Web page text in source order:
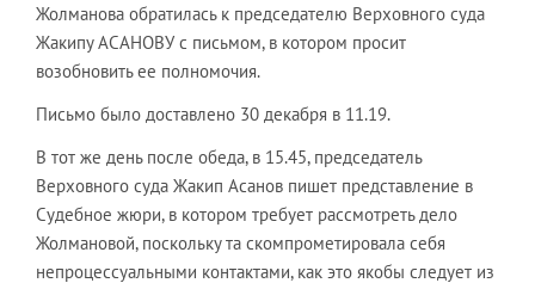
Жолманова обратилась к председателю Верховного суда
Жакипу АСАНОВУ с письмом, в котором просит
возобновить ее полномочия.
Письмо было доставлено 30 декабря в 11.19.
В тот же день после обеда, в 15.45, председатель
Верховного суда Жакип Асанов пишет представление в
Судебное жюри, в котором требует рассмотреть дело
Жолмановой, поскольку та скомпрометировала себя
непроцессуальными контактами, как это якобы следует из